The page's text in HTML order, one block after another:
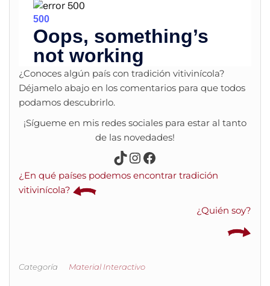
¿Conoces algún país con tradición vitivinícola?
Déjamelo abajo en los comentarios para que todos
podamos descubrirlo.
¡Sígueme en mis redes sociales para estar al tanto
de las novedades!
TikTok
Instagram
Facebook
¿En qué países podemos encontrar tradición
vitivinícola?
¿Quién soy?
Categoría Material Interactivo